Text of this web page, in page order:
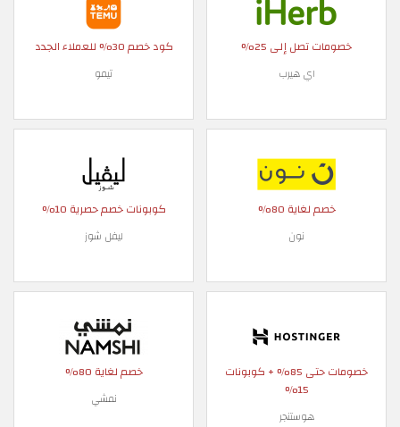
خصومات تصل إلى 25%
اي هيرب
كود خصم 30% للعملاء الجدد
تيمو
خصم لغاية 80%
نون
كوبونات خصم حصرية 10%
ليفل شوز
خصومات حتى 85% + كوبونات
15%
هوستنجر
خصم لغاية 80%
نمشي